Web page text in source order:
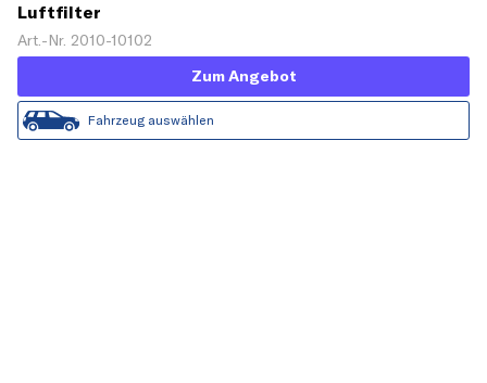
Luftfilter
Art.-Nr. 2010-10102
Zum Angebot
Fahrzeug auswählen